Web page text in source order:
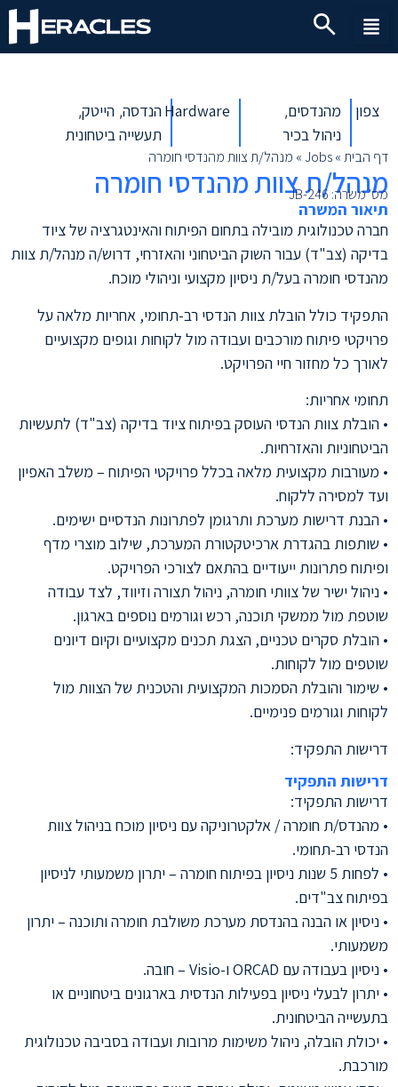
צפון מהנדסים,
ניהול בכיר
Hardwareהנדסה, הייטק,
תעשייה ביטחונית
דף הבית»
Jobs
» מנהל/ת צוות מהנדסי חומרה
מנהל/ת צוות מהנדסי חומרה
מס' משרה: JB-246
תיאור המשרה
חברה טכנולוגית מובילה בתחום הפיתוח והאינטגרציה של ציוד
בדיקה (צב"ד) עבור השוק הביטחוני והאזרחי, דרוש/ה מנהל/ת צוות
מהנדסי חומרה בעל/ת ניסיון מקצועי וניהולי מוכח.
התפקיד כולל הובלת צוות הנדסי רב-תחומי, אחריות מלאה על
פרויקטי פיתוח מורכבים ועבודה מול לקוחות וגופים מקצועיים
לאורך כל מחזור חיי הפרויקט.
תחומי אחריות:
• הובלת צוות הנדסי העוסק בפיתוח ציוד בדיקה (צב"ד) לתעשיות
הביטחוניות והאזרחיות.
• מעורבות מקצועית מלאה בכלל פרויקטי הפיתוח – משלב האפיון
ועד למסירה ללקוח.
• הבנת דרישות מערכת ותרגומן לפתרונות הנדסיים ישימים.
• שותפות בהגדרת ארכיטקטורת המערכת, שילוב מוצרי מדף
ופיתוח פתרונות ייעודיים בהתאם לצורכי הפרויקט.
• ניהול ישיר של צוותי חומרה, ניהול תצורה וזיווד, לצד עבודה
שוטפת מול ממשקי תוכנה, רכש וגורמים נוספים בארגון.
• הובלת סקרים טכניים, הצגת תכנים מקצועיים וקיום דיונים
שוטפים מול לקוחות.
• שימור והובלת הסמכות המקצועית והטכנית של הצוות מול
לקוחות וגורמים פנימיים.
דרישות התפקיד:
דרישות התפקיד
דרישות התפקיד:
• מהנדס/ת חומרה / אלקטרוניקה עם ניסיון מוכח בניהול צוות
הנדסי רב-תחומי.
• לפחות 5 שנות ניסיון בפיתוח חומרה – יתרון משמעותי לניסיון
בפיתוח צב"דים.
• ניסיון או הבנה בהנדסת מערכת משולבת חומרה ותוכנה – יתרון
משמעותי.
• ניסיון בעבודה עם ORCAD ו-Visio – חובה.
• יתרון לבעלי ניסיון בפעילות הנדסית בארגונים ביטחוניים או
בתעשייה הביטחונית.
• יכולת הובלה, ניהול משימות מרובות ועבודה בסביבה טכנולוגית
מורכבת.